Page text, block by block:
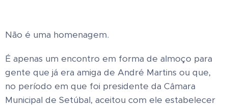
Não é uma homenagem.
É apenas um encontro em forma de almoço para
gente que já era amiga de André Martins ou que,
no período em que foi presidente da Câmara
Municipal de Setúbal, aceitou com ele estabelecer